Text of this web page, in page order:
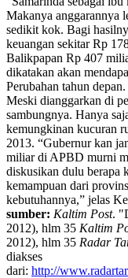
Makanya anggarannya
sedikit kok. Bagi
keuangan sekitar Rp
Balikpapan Rp 407
dikatakan akan
Perubahan tahun
Meski dianggarkan di
sambungnya. Hanya
kemungkinan kucuran
2013. “Gubernur kan
miliar di APBD murni
diskusikan dulu berapa
kemampuan dari
kebutuhannya,” jelas
sumber: Kaltim Post.
2012), hlm 35 Kaltim
2012), hlm 35 Radar
diakses
dari: http://